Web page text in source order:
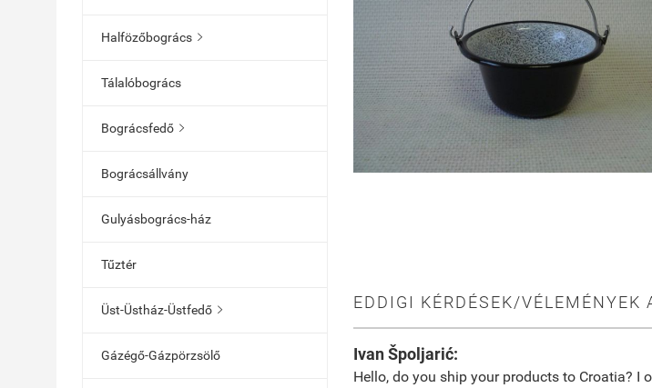
Halfözőbogrács 
Tálalóbogrács
Bográcsfedő 
Bográcsállvány
Gulyásbogrács-ház
Tűztér
Üst-Üstház-Üstfedő 
Gázégő-Gázpörzsölő
EDDIGI KÉRDÉSEK/VÉLEMÉNYEK
Ivan Špoljarić:
Hello, do you ship your products to Croatia? I